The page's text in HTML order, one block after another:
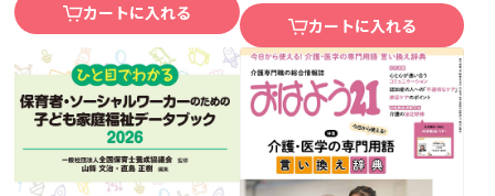
カートに入れる
カートに入れる